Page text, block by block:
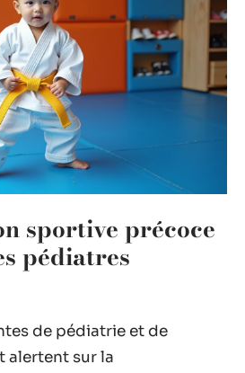
sportive précoce
pédiatres
de pédiatrie et de
alertent sur la